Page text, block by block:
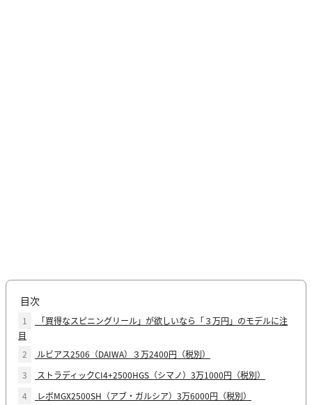
目次
1
「買得なスピニングリール」が欲しいなら「３万円」のモデルに注
目
2
ルビアス2506（DAIWA）３万2400円（税別）
3
ストラディックCI4+2500HGS（シマノ）3万1000円（税別）
4
レボMGX2500SH（アブ・ガルシア）3万6000円（税別）